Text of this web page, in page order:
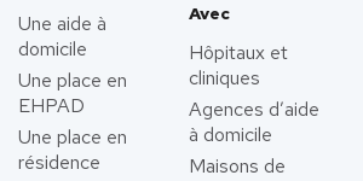
Une aide à
domicile
Une place en
EHPAD
Une place en
résidence
Avec
Hôpitaux et
cliniques
Agences d’aide
à domicile
Maisons de